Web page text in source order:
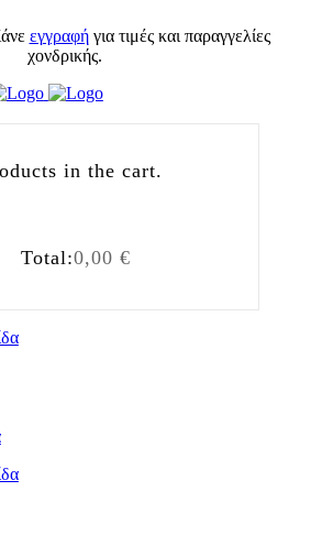
εγγραφήγια τιμές και παραγγελίες
χονδρικής.
in the cart.
Total:0,00 €